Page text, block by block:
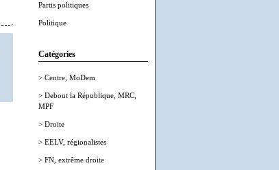
Partis politiques
Politique
Catégories
> Centre, MoDem
> Debout la République, MRC,
MPF
> Droite
> EELV, régionalistes
> FN, extrême droite